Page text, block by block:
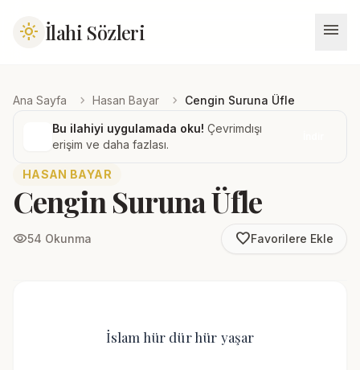
light_mode İlahi Sözleri menu
Ana Sayfa chevron_right Hasan Bayar chevron_right Cengin Suruna Üfle
Bu ilahiyi uygulamada oku! Çevrimdışı
erişim ve daha fazlası.
HASAN BAYAR
Cengin Suruna Üfle
visibility54 Okunma favorite_borderFavorilere Ekle
İslam hür dür hür yaşar